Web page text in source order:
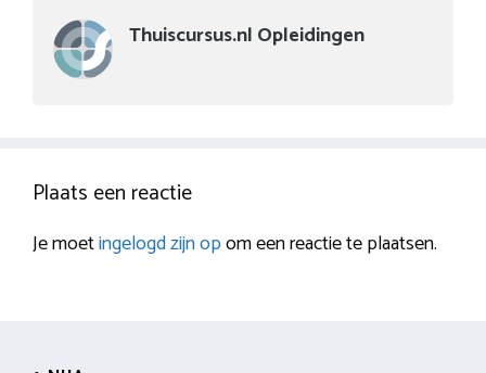
Thuiscursus.nl Opleidingen
Plaats een reactie
Je moetingelogd zijn opom een reactie te plaatsen.